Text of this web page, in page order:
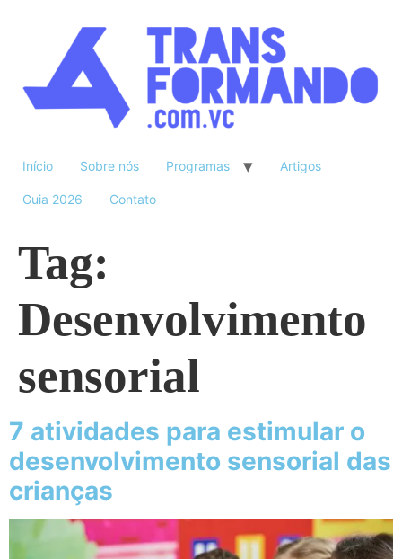
Início Sobre nós Programas Artigos
Guia 2026 Contato
Tag:
Desenvolvimento
sensorial
7 atividades para estimular o
desenvolvimento sensorial das
crianças